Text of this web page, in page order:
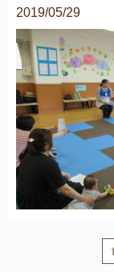
2019/05/29